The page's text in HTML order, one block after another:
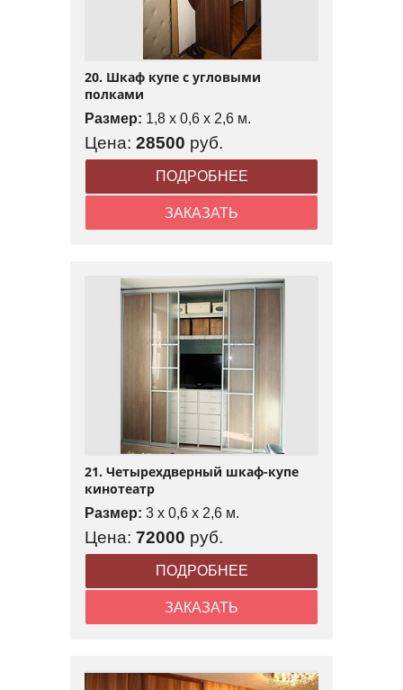
20. Шкаф купе с угловыми
полками
Размер: 1,8 x 0,6 x 2,6 м.
Цена: 28500 руб.
ПОДРОБНЕЕ
ЗАКАЗАТЬ
21. Четырехдверный шкаф-купе
кинотеатр
Размер: 3 x 0,6 x 2,6 м.
Цена: 72000 руб.
ПОДРОБНЕЕ
ЗАКАЗАТЬ